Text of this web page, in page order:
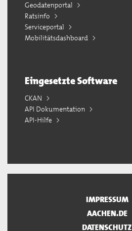
Geodatenportal
Ratsinfo
Serviceportal
Mobilitätsdashboard
Eingesetzte Software
CKAN
API Dokumentation
API-Hilfe
IMPRESSUM
AACHEN.DE
DATENSCHUTZ